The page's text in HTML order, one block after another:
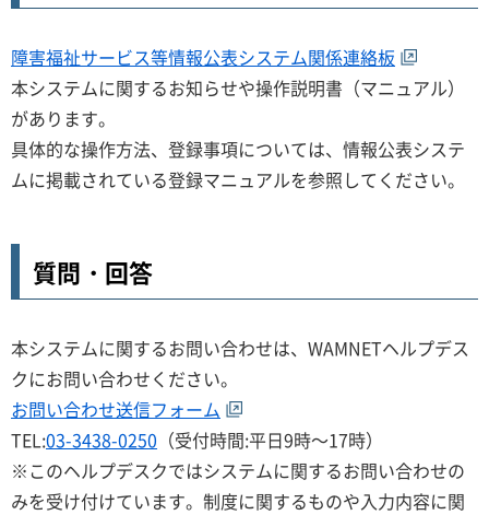
障害福祉サービス等情報公表システム関係連絡板
本システムに関するお知らせや操作説明書（マニュアル）
があります。
具体的な操作方法、登録事項については、情報公表システ
ムに掲載されている登録マニュアルを参照してください。
質問・回答
本システムに関するお問い合わせは、WAMNETヘルプデス
クにお問い合わせください。
お問い合わせ送信フォーム
TEL:03-3438-0250 （受付時間:平日9時～17時）
※このヘルプデスクではシステムに関するお問い合わせの
みを受け付けています。制度に関するものや入力内容に関